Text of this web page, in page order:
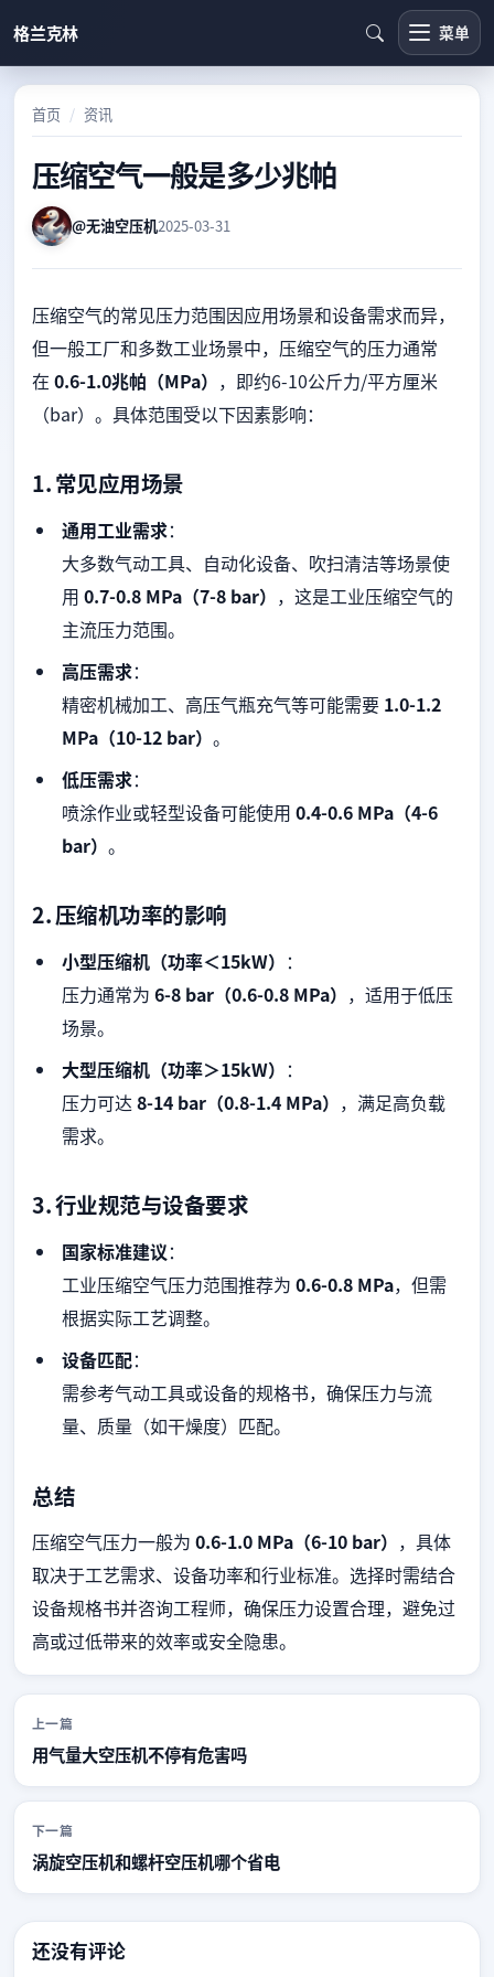
格兰克林 菜单
首页 资讯
压缩空气一般是多少兆帕
@无油空压机2025-03-31
压缩空气的常见压力范围因应用场景和设备需求而异，
但一般工厂和多数工业场景中，压缩空气的压力通常
在 0.6-1.0兆帕（MPa） ，即约6-10公斤力/平方厘米
（bar）。具体范围受以下因素影响：
1. 常见应用场景
通用工业需求：
大多数气动工具、自动化设备、吹扫清洁等场景使
用0.7-0.8 MPa（7-8 bar） ，这是工业压缩空气的
主流压力范围。
高压需求：
精密机械加工、高压气瓶充气等可能需要 1.0-1.2
MPa（10-12 bar）。
低压需求：
喷涂作业或轻型设备可能使用0.4-0.6 MPa（4-6
bar）。
2. 压缩机功率的影响
小型压缩机（功率＜15kW） ：
压力通常为6-8 bar（0.6-0.8 MPa） ，适用于低压
场景。
大型压缩机（功率＞15kW） ：
压力可达8-14 bar（0.8-1.4 MPa） ，满足高负载
需求。
3. 行业规范与设备要求
国家标准建议：
工业压缩空气压力范围推荐为0.6-0.8 MPa，但需
根据实际工艺调整。
设备匹配：
需参考气动工具或设备的规格书，确保压力与流
量、质量（如干燥度）匹配。
总结
压缩空气压力一般为 0.6-1.0 MPa（6-10 bar） ，具体
取决于工艺需求、设备功率和行业标准。选择时需结合
设备规格书并咨询工程师，确保压力设置合理，避免过
高或过低带来的效率或安全隐患。
上一篇
用气量大空压机不停有危害吗
下一篇
涡旋空压机和螺杆空压机哪个省电
还没有评论